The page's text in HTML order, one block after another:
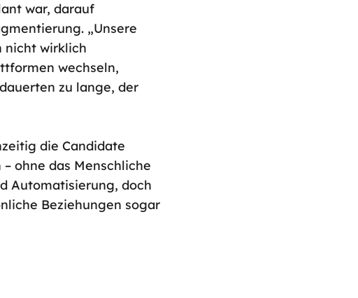
war, darauf
„Unsere
nicht wirklich
wechseln,
zu lange, der
die Candidate
ohne das Menschliche
Automatisierung, doch
Beziehungen sogar